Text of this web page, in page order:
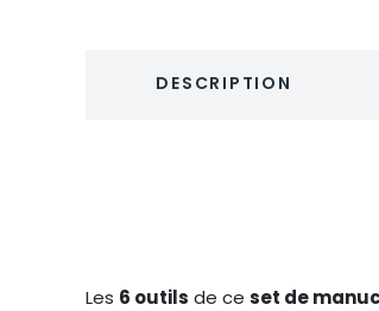
DESCRIPTION
Les 6 outils de ce set de